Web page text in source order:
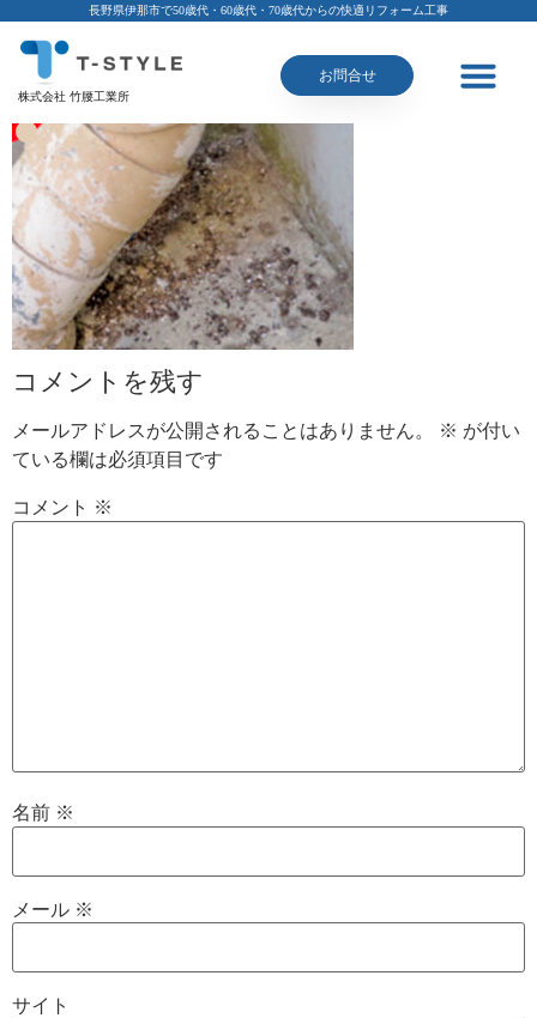
長野県伊那市で50歳代・60歳代・70歳代からの快適リフォーム工事
株式会社 竹腰工業所
お問合せ
コメントを残す
メールアドレスが公開されることはありません。 ※ が付い
ている欄は必須項目です
コメント ※
名前 ※
メール ※
サイト